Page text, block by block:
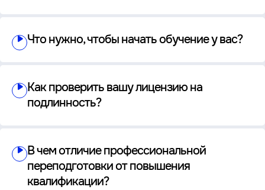
Что нужно, чтобы начать обучение у вас?
Как проверить вашу лицензию на
подлинность?
В чем отличие профессиональной
переподготовки от повышения
квалификации?